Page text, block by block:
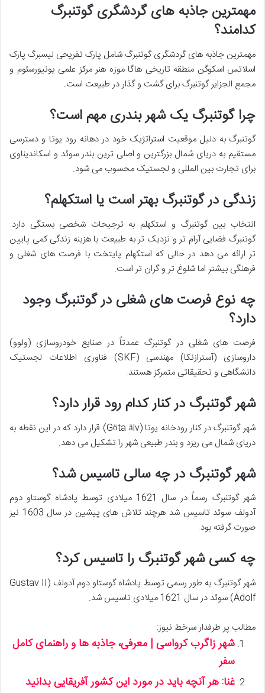
مهمترین جاذبه های گردشگری گوتنبرگ
کدامند؟
مهمترین جاذبه های گردشگری گوتنبرگ شامل پارک تفریحی لیسبرگ پارک
اسلاتس اسکوگن منطقه تاریخی هاگا موزه هنر مرکز علمی یونیورسئوم و
مجمع الجزایر گوتنبرگ برای گشت و گذار در طبیعت است.
چرا گوتنبرگ یک شهر بندری مهم است؟
گوتنبرگ به دلیل موقعیت استراتژیک خود در دهانه رود یوتا و دسترسی
مستقیم به دریای شمال بزرگترین و اصلی ترین بندر سوئد و اسکاندیناوی
برای تجارت بین المللی و لجستیک محسوب می شود.
زندگی در گوتنبرگ بهتر است یا استکهلم؟
انتخاب بین گوتنبرگ و استکهلم به ترجیحات شخصی بستگی دارد.
گوتنبرگ فضایی آرام تر و نزدیک تر به طبیعت با هزینه زندگی کمی پایین
تر ارائه می دهد در حالی که استکهلم پایتخت با فرصت های شغلی و
فرهنگی بیشتر اما شلوغ تر و گران تر است.
چه نوع فرصت های شغلی در گوتنبرگ وجود
دارد؟
فرصت های شغلی در گوتنبرگ عمدتاً در صنایع خودروسازی (ولوو)
داروسازی (آسترازنکا) مهندسی (SKF) فناوری اطلاعات لجستیک
دانشگاهی و تحقیقاتی متمرکز هستند.
شهر گوتنبرگ در کنار کدام رود قرار دارد؟
شهر گوتنبرگ در کنار رودخانه یوتا (Göta älv) قرار دارد که در این نقطه به
دریای شمال می ریزد و بندر طبیعی شهر را تشکیل می دهد.
شهر گوتنبرگ در چه سالی تاسیس شد؟
شهر گوتنبرگ رسماً در سال 1621 میلادی توسط پادشاه گوستاو دوم
آدولف سوئد تاسیس شد هرچند تلاش های پیشین در سال 1603 نیز
صورت گرفته بود.
چه کسی شهر گوتنبرگ را تاسیس کرد؟
شهر گوتنبرگ به طور رسمی توسط پادشاه گوستاو دوم آدولف (Gustav II
Adolf) سوئد در سال 1621 میلادی تاسیس شد.
مطالب پر طرفدار سرخط نیوز:
شهر زاگرب کرواسی | معرفی، جاذبه ها و راهنمای کامل
سفر
غنا: هر آنچه باید در مورد این کشور آفریقایی بدانید